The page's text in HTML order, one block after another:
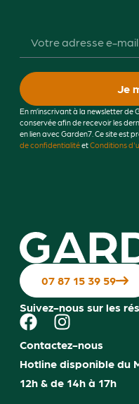
Je
En m’inscrivant à la newsletter de
conservée afin de recevoir les
en lien avec Garden7. Ce site est
de confidentialitéetConditions
07 87 15 39 59
Suivez-nous sur les
Contactez-nous
Hotline disponible du
12h & de 14h à 17h